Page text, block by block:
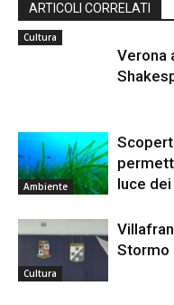
ARTICOLI CORRELATI
Cultura
Verona
Ambiente
luce
Cultura
Stormo